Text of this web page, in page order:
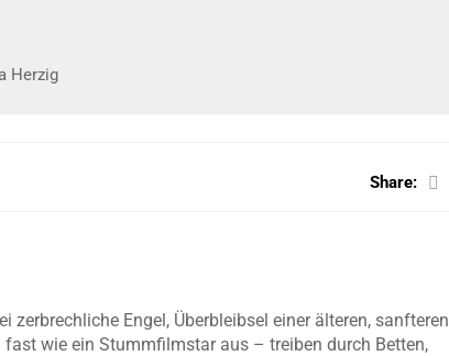
Herzig
Share:
Engel, Überbleibsel einer älteren, sanfteren
wie ein Stummfilmstar aus – treiben durch Betten,